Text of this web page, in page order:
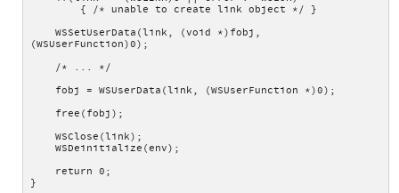
{ /* unable to create link object */ }
WSSetUserData(link, (void *)fobj,
(WSUserFunction)0);
/* ... */
fobj = WSUserData(link, (WSUserFunction *)0);
free(fobj);
WSClose(link);
WSDeinitialize(env);
return 0;
}